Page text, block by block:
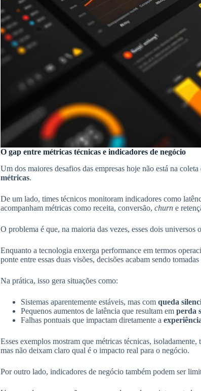
O gap entre métricas técnicas e indicadores de negócio
Um dos maiores desafios das empresas hoje não está na coleta
métricas.
De um lado, times técnicos monitoram indicadores como
acompanham métricas como receita, conversão, churne
O problema é que, na maioria das vezes, esses dois universos
Enquanto a tecnologia enxerga performance em termos
ponte entre essas duas visões, decisões acabam sendo
Na prática, isso gera situações como:
Sistemas aparentemente estáveis, mas com queda
Pequenos aumentos de latência que resultam em perda
Falhas pontuais que impactam diretamente a
Esses exemplos mostram que métricas técnicas, isoladamente,
mas não deixam claro qual é o impacto real para o negócio.
Por outro lado, indicadores de negócio também podem ser